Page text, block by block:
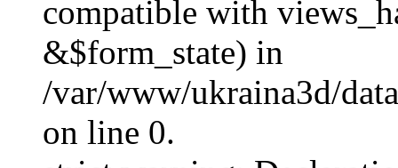
compatible with
&$form_state) in
/var/www/ukraina3d/
on line 0.